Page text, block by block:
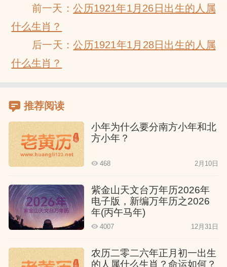
前一天：公历1921年1月26日出生的人属
什么生肖？
后一天：公历1921年1月28日出生的人属
什么生肖？
推荐阅读
小年为什么要分南方小年和北
方小年？
468 2月10日
紫金山天文台万年历2026年
电子版，新编万年历之2026
年(丙午马年)
4007 12月31日
农历二零二六年正月初一出生
的人属什么生肖？命运如何？